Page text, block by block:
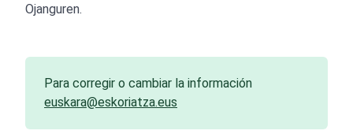
Ojanguren.
Para corregir o cambiar la información
euskara@eskoriatza.eus